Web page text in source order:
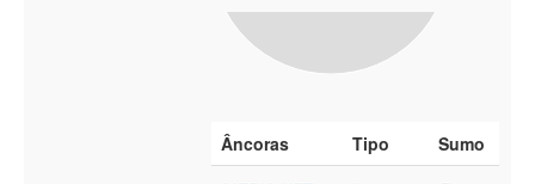
Âncoras Tipo
Sumo